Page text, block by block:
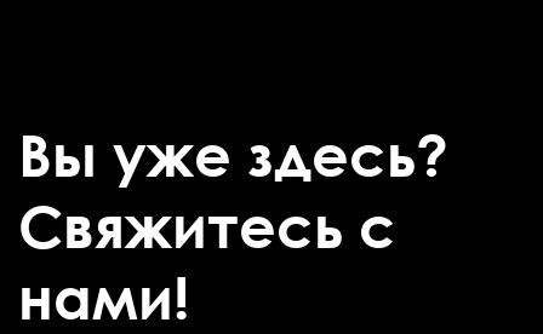
Вы уже здесь?
Свяжитесь с
нами!